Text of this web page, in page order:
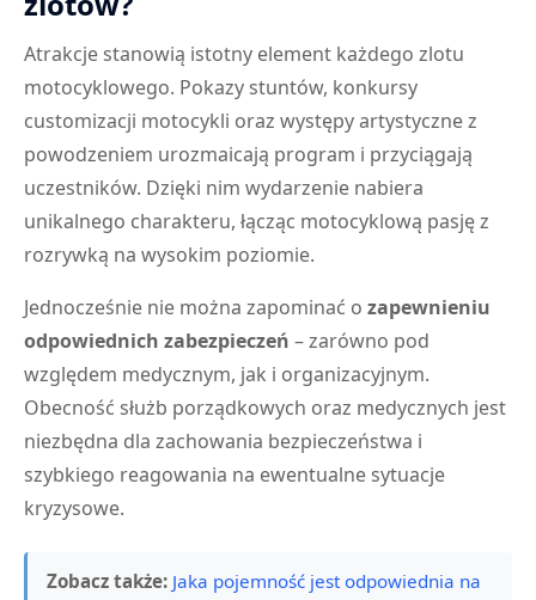
Atrakcje stanowią istotny element każdego zlotu
motocyklowego. Pokazy stuntów, konkursy
customizacji motocykli oraz występy artystyczne z
powodzeniem urozmaicają program i przyciągają
uczestników. Dzięki nim wydarzenie nabiera
unikalnego charakteru, łącząc motocyklową pasję z
rozrywką na wysokim poziomie.
Jednocześnie nie można zapominać o zapewnieniu
odpowiednich zabezpieczeń – zarówno pod
względem medycznym, jak i organizacyjnym.
Obecność służb porządkowych oraz medycznych jest
niezbędna dla zachowania bezpieczeństwa i
szybkiego reagowania na ewentualne sytuacje
kryzysowe.
Zobacz także: Jaka pojemność jest odpowiednia na